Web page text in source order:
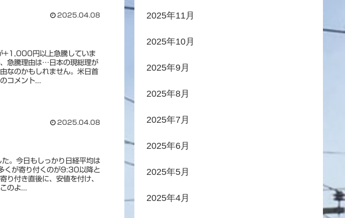
2025.04.08
円以上急騰していま
急騰理由は…日本の現総理が
なのかもしれません。米日首
コメント...
2025.04.08
。今日もしっかり日経平均は
くが寄り付くのが9:30以降と
り付き直後に、安値を付け、
のよ...
2025年11月
2025年10月
2025年9月
2025年8月
2025年7月
2025年6月
2025年5月
2025年4月